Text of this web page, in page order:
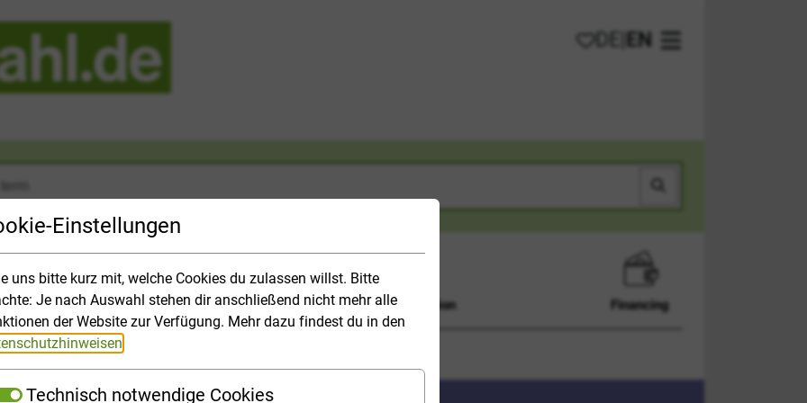
Einstellungen
uns bitte kurz mit, welche Cookies du zulassen willst. Bitte
Je nach Auswahl stehen dir anschließend nicht mehr alle
der Website zur Verfügung. Mehr dazu findest du in den
Technisch notwendige Cookies
My favorites
DE EN
Study Opportunities Application and Admission Financing
Verwaltungsinformatik